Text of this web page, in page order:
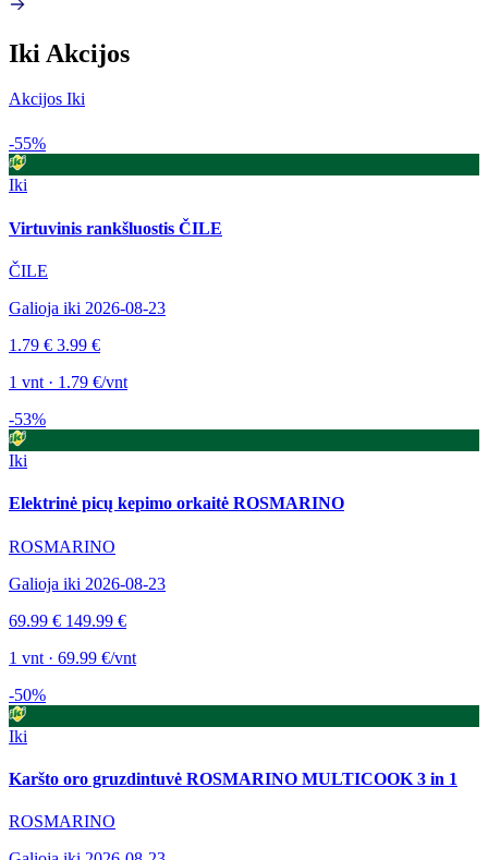
Iki Akcijos
Akcijos Iki
-55%
Iki
Virtuvinis rankšluostis ČILE
ČILE
Galioja iki 2026-08-23
1.79 € 3.99 €
1 vnt · 1.79 €/vnt
-53%
Iki
Elektrinė picų kepimo orkaitė ROSMARINO
ROSMARINO
Galioja iki 2026-08-23
69.99 € 149.99 €
1 vnt · 69.99 €/vnt
-50%
Iki
Karšto oro gruzdintuvė ROSMARINO MULTICOOK 3 in 1
ROSMARINO